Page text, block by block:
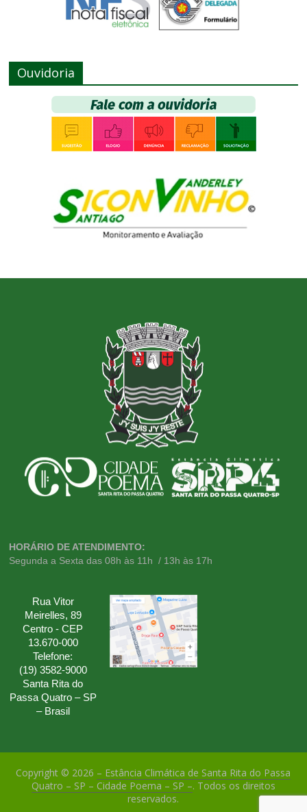
Ouvidoria
HORÁRIO DE ATENDIMENTO:
Segunda a Sexta das 08h às 11h / 13h às 17h
Rua Vitor
Meirelles, 89
Centro - CEP
13.670-000
Telefone:
(19) 3582-9000
Santa Rita do
Passa Quatro – SP
– Brasil
Copyright © 2026 – Estância Climática de Santa Rita do Passa
Quatro – SP – Cidade Poema – SP –. Todos os direitos
reservados.